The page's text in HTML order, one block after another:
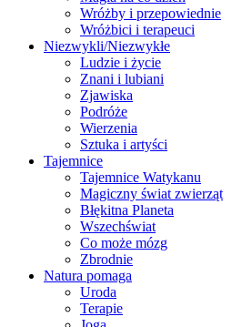
Wróżby i przepowiednie
Wróżbici i terapeuci
Niezwykli/Niezwykłe
Ludzie i życie
Znani i lubiani
Zjawiska
Podróże
Wierzenia
Sztuka i artyści
Tajemnice
Tajemnice Watykanu
Magiczny świat zwierząt
Błękitna Planeta
Wszechświat
Co może mózg
Zbrodnie
Natura pomaga
Uroda
Terapie